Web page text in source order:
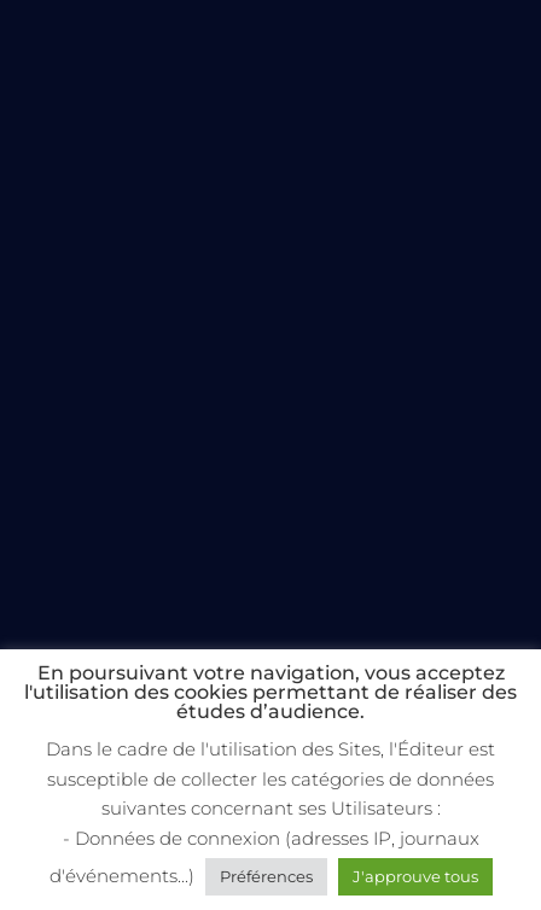
En poursuivant votre navigation, vous acceptez
l'utilisation des cookies permettant de réaliser des
études d’audience.
Dans le cadre de l'utilisation des Sites, l'Éditeur est
susceptible de collecter les catégories de données
suivantes concernant ses Utilisateurs :
- Données de connexion (adresses IP, journaux
d'événements...)
Préférences J'approuve tous